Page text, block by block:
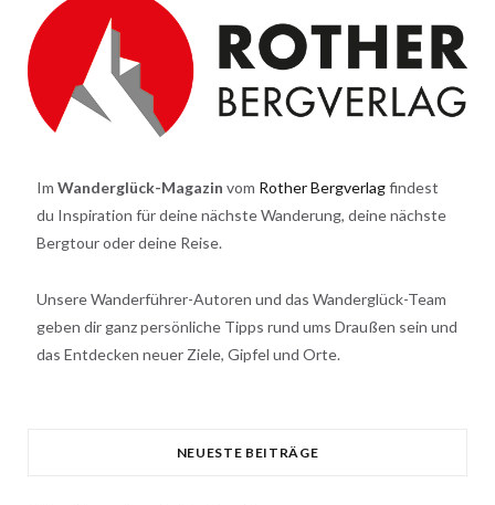
Im Wanderglück-Magazin vom Rother Bergverlagfindest
du Inspiration für deine nächste Wanderung, deine nächste
Bergtour oder deine Reise.
Unsere Wanderführer-Autoren und das Wanderglück-Team
geben dir ganz persönliche Tipps rund ums Draußen sein und
das Entdecken neuer Ziele, Gipfel und Orte.
NEUESTE BEITRÄGE